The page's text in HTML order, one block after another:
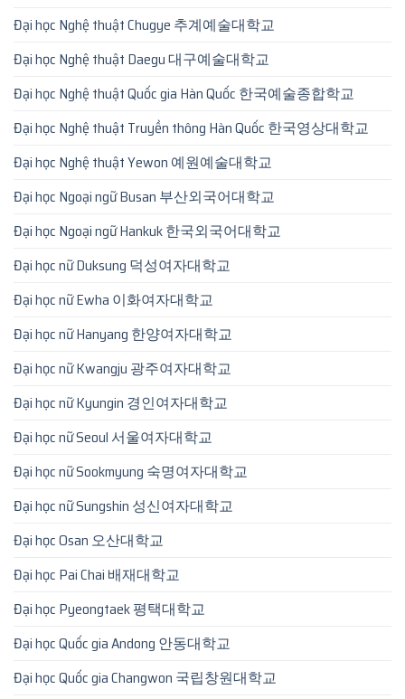
Đại học Nghệ thuật Chugye 추계예술대학교
Đại học Nghệ thuật Daegu 대구예술대학교
Đại học Nghệ thuật Quốc gia Hàn Quốc 한국예술종합학교
Đại học Nghệ thuật Truyền thông Hàn Quốc 한국영상대학교
Đại học Nghệ thuật Yewon 예원예술대학교
Đại học Ngoại ngữ Busan 부산외국어대학교
Đại học Ngoại ngữ Hankuk 한국외국어대학교
Đại học nữ Duksung 덕성여자대학교
Đại học nữ Ewha 이화여자대학교
Đại học nữ Hanyang 한양여자대학교
Đại học nữ Kwangju 광주여자대학교
Đại học nữ Kyungin 경인여자대학교
Đại học nữ Seoul 서울여자대학교
Đại học nữ Sookmyung 숙명여자대학교
Đại học nữ Sungshin 성신여자대학교
Đại học Osan 오산대학교
Đại học Pai Chai 배재대학교
Đại học Pyeongtaek 평택대학교
Đại học Quốc gia Andong 안동대학교
Đại học Quốc gia Changwon 국립창원대학교